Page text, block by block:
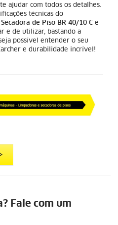
ajudar com todos os detalhes.
técnicas do
de Piso BR 40/10 C é
e de utilizar, bastando a
possível entender o seu
e durabilidade incrível!
Fale com um